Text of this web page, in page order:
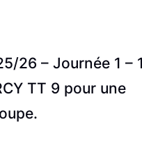
26 – Journée 1 –
TT 9 pour une